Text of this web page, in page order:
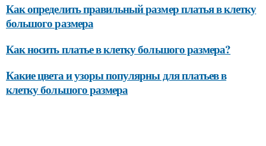
Как определить правильный размер платья в клетку
большого размера
Как носить платье в клетку большого размера?
Какие цвета и узоры популярны для платьев в
клетку большого размера